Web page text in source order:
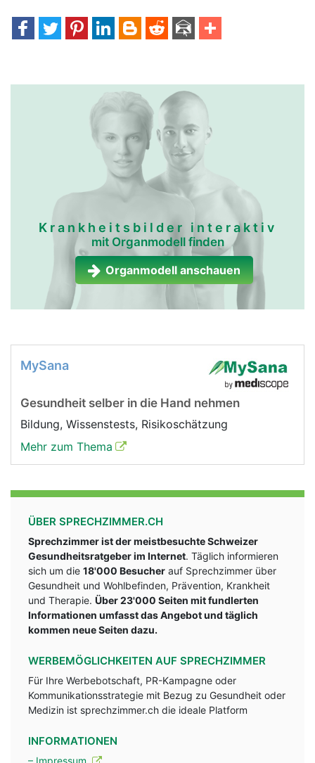
Krankheitsbilder interaktiv
mit Organmodell finden
Organmodell anschauen
MySana
Gesundheit selber in die Hand nehmen
Bildung, Wissenstests, Risikoschätzung
Mehr zum Thema
ÜBER SPRECHZIMMER.CH
Sprechzimmer ist der meistbesuchte Schweizer
Gesundheitsratgeber im Internet. Täglich informieren
sich um die 18'000 Besucher auf Sprechzimmer über
Gesundheit und Wohlbefinden, Prävention, Krankheit
und Therapie. Über 23'000 Seiten mit fundlerten
Informationen umfasst das Angebot und täglich
kommen neue Seiten dazu.
WERBEMÖGLICHKEITEN AUF SPRECHZIMMER
Für Ihre Werbebotschaft, PR-Kampagne oder
Kommunikationsstrategie mit Bezug zu Gesundheit oder
Medizin ist sprechzimmer.ch die ideale Platform
INFORMATIONEN
– Impressum